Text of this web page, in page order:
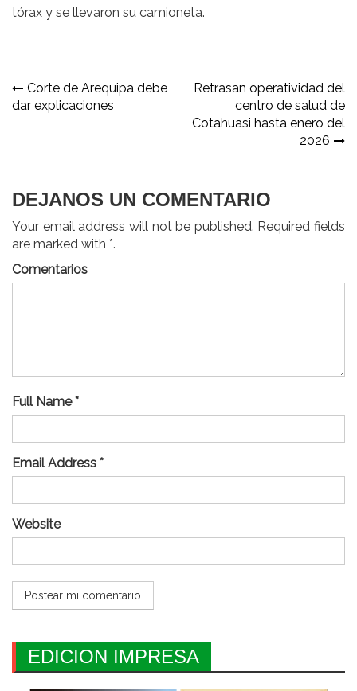
tórax y se llevaron su camioneta.
Navegación
de
Corte de Arequipa debe
dar explicaciones
Retrasan operatividad del
centro de salud de
Cotahuasi hasta enero del
2026
DEJANOS UN COMENTARIO
Your email address will not be published. Required fields
are marked with *.
Comentarios
Full Name *
Email Address *
Website
EDICION IMPRESA